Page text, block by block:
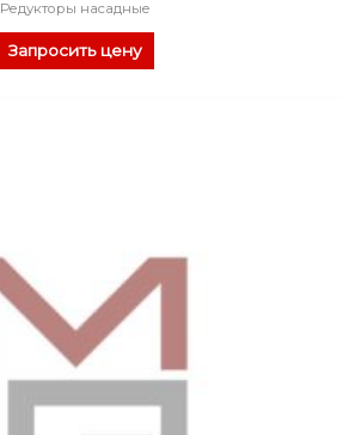
Редукторы насадные
Запросить цену